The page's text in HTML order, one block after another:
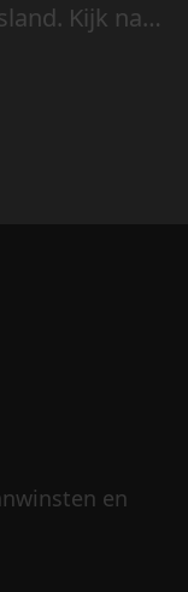
Kijk naar
en